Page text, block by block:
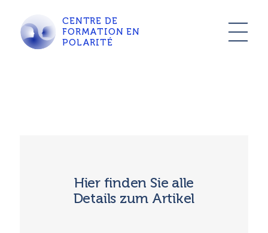
CENTRE DE
FORMATION EN
POLARITÉ
Hier finden Sie alle
Details zum Artikel